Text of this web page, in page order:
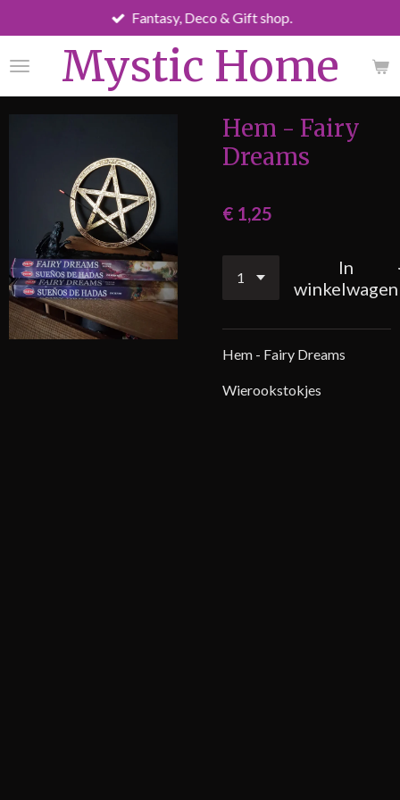
direct
naar
Mystic Home
Fantasy, Deco & Gift shop.
Hem - Fairy
Dreams
€ 1,25
In
winkelwagen
Hem - Fairy Dreams
Wierookstokjes